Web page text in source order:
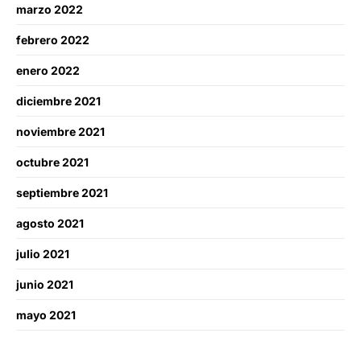
marzo 2022
febrero 2022
enero 2022
diciembre 2021
noviembre 2021
octubre 2021
septiembre 2021
agosto 2021
julio 2021
junio 2021
mayo 2021